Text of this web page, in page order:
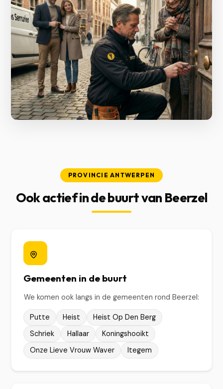
PROVINCIE ANTWERPEN
Ook actief in de buurt van Beerzel
Gemeenten in de buurt
We komen ook langs in de gemeenten rond Beerzel:
Putte Heist
Heist Op Den Berg
Schriek
Hallaar
Koningshooikt
Onze Lieve Vrouw Waver
Itegem